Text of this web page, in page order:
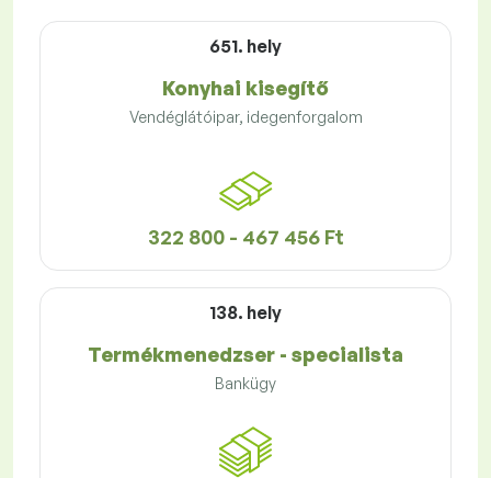
651. hely
Konyhai kisegítő
Vendéglátóipar, idegenforgalom
322 800 - 467 456 Ft
138. hely
Termékmenedzser - specialista
Bankügy